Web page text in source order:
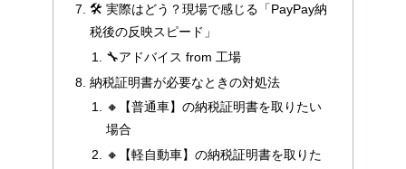
🛠 実際はどう？現場で感じる「PayPay納
税後の反映スピード」
🔧アドバイス from 工場
納税証明書が必要なときの対処法
🔸【普通車】の納税証明書を取りたい
場合
🔸【軽自動車】の納税証明書を取りた